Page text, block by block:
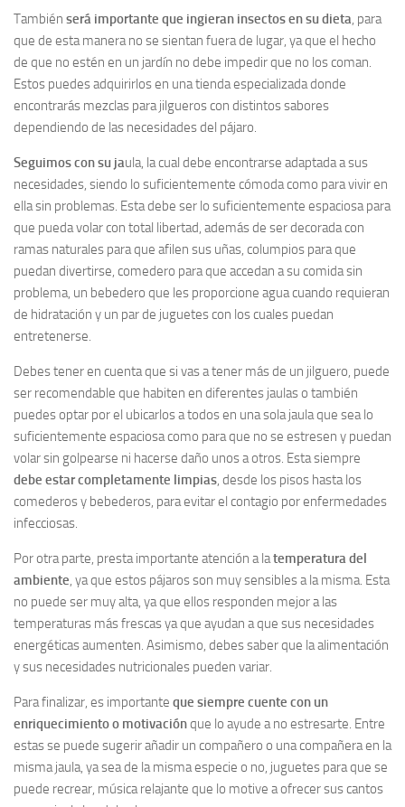
También será importante que ingieran insectos en su dieta, para
que de esta manera no se sientan fuera de lugar, ya que el hecho
de que no estén en un jardín no debe impedir que no los coman.
Estos puedes adquirirlos en una tienda especializada donde
encontrarás mezclas para jilgueros con distintos sabores
dependiendo de las necesidades del pájaro.
Seguimos con su jaula, la cual debe encontrarse adaptada a sus
necesidades, siendo lo suficientemente cómoda como para vivir en
ella sin problemas. Esta debe ser lo suficientemente espaciosa para
que pueda volar con total libertad, además de ser decorada con
ramas naturales para que afilen sus uñas, columpios para que
puedan divertirse, comedero para que accedan a su comida sin
problema, un bebedero que les proporcione agua cuando requieran
de hidratación y un par de juguetes con los cuales puedan
entretenerse.
Debes tener en cuenta que si vas a tener más de un jilguero, puede
ser recomendable que habiten en diferentes jaulas o también
puedes optar por el ubicarlos a todos en una sola jaula que sea lo
suficientemente espaciosa como para que no se estresen y puedan
volar sin golpearse ni hacerse daño unos a otros. Esta siempre
debe estar completamente limpias, desde los pisos hasta los
comederos y bebederos, para evitar el contagio por enfermedades
infecciosas.
Por otra parte, presta importante atención a latemperatura del
ambiente, ya que estos pájaros son muy sensibles a la misma. Esta
no puede ser muy alta, ya que ellos responden mejor a las
temperaturas más frescas ya que ayudan a que sus necesidades
energéticas aumenten. Asimismo, debes saber que la alimentación
y sus necesidades nutricionales pueden variar.
Para finalizar, es importante que siempre cuente con un
enriquecimiento o motivaciónque lo ayude a no estresarte. Entre
estas se puede sugerir añadir un compañero o una compañera en la
misma jaula, ya sea de la misma especie o no, juguetes para que se
puede recrear, música relajante que lo motive a ofrecer sus cantos